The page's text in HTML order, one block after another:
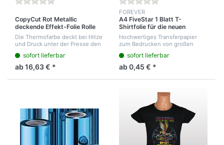
CopyCut Rot Metallic
deckende Effekt-Folie Rolle
25cm breit 12m lang. Für
metallisch rot glänzendem
´s
Die Thermofarbe deckt bei Hitze
und Druck unter der Presse den
T-Shirt ab. Abgekühlt abziehen.
Ein Druck von rotem metallisch...
sofort lieferbar
ab 16,63 € *
FOREVER
A4 FiveStar 1 Blatt T-
Shirtfolie für die neuen
Drucker
Hochwertiges Transferpapier
zum Bedrucken von großen
Sweatshirts, Polohemden und
Jutesäcken.
sofort lieferbar
ab 0,45 € *